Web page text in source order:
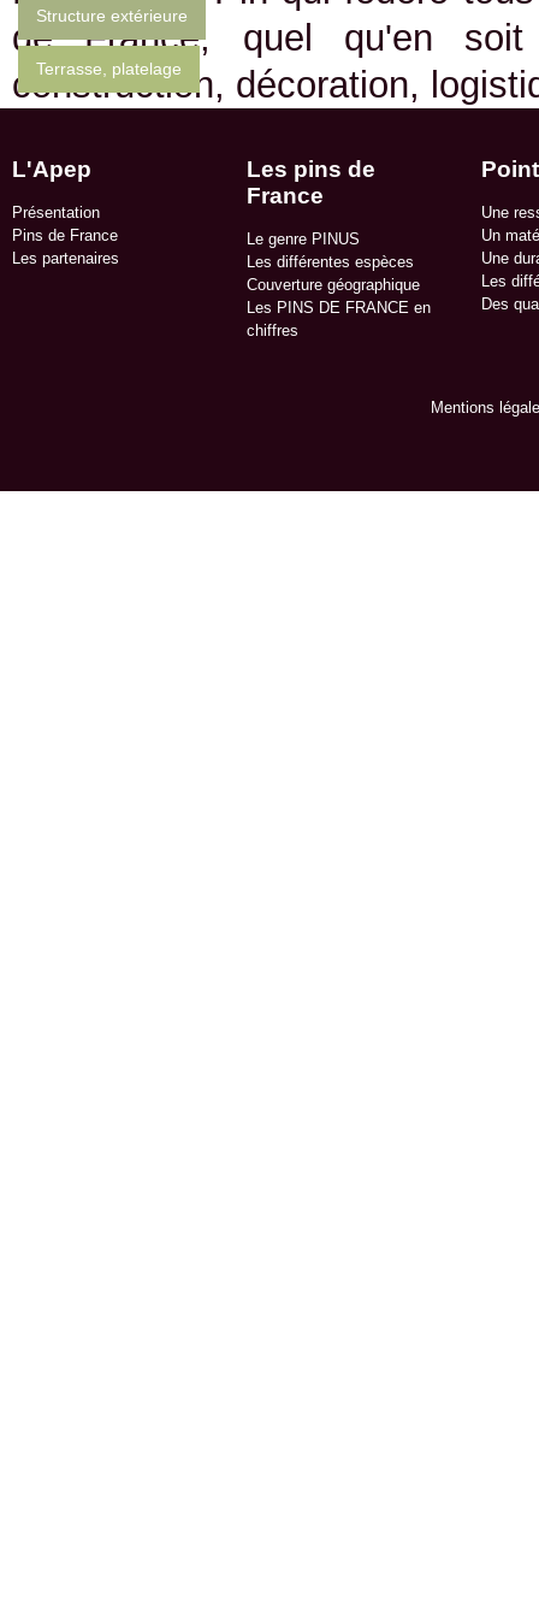
Structure extérieure
Terrasse, platelage
de France, quel qu'en soit
construction, décoration,
L'Apep
Présentation
Pins de France
Les partenaires
Les pins de
France
Le genre PINUS
Les différentes espèces
Couverture géographique
Les PINS DE FRANCE en
chiffres
Une
Un
Une
Les
Des
Mentions